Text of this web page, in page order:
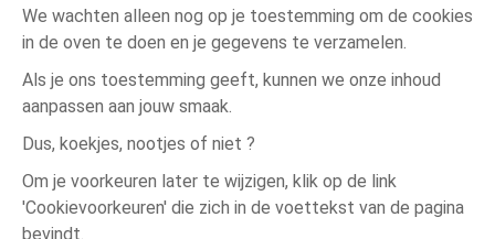
We wachten alleen nog op je toestemming om de cookies
in de oven te doen en je gegevens te verzamelen.
Als je ons toestemming geeft, kunnen we onze inhoud
aanpassen aan jouw smaak.
Dus, koekjes, nootjes of niet ?
Om je voorkeuren later te wijzigen, klik op de link
'Cookievoorkeuren' die zich in de voettekst van de pagina
bevindt.
Beige Beige
6
Algemene verkoopsvoorwaarden
Wettelijke bepalingen
Persoonsgegevens